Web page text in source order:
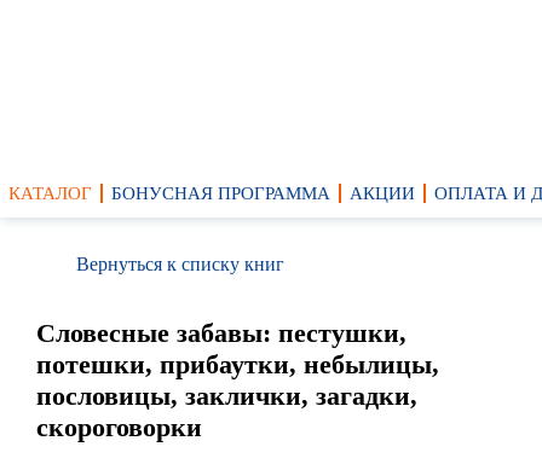
КАТАЛОГ БОНУСНАЯ ПРОГРАММА АКЦИИ ОПЛАТА И
Вернуться к списку книг
Словесные забавы: пестушки,
потешки, прибаутки, небылицы,
пословицы, заклички, загадки,
скороговорки